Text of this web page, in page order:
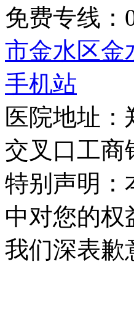
免费专线
市金水区金
手机站
医院地址
交叉口工商
特别声明：
中对您的权
我们深表歉